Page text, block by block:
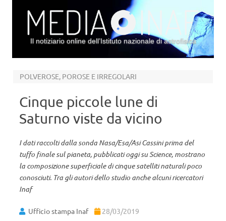
Il notiziario online dell’Istituto nazionale di astrofisica
POLVEROSE, POROSE E IRREGOLARI
Cinque piccole lune di
Saturno viste da vicino
I dati raccolti dalla sonda Nasa/Esa/Asi Cassini prima del
tuffo finale sul pianeta, pubblicati oggi su Science, mostrano
la composizione superficiale di cinque satelliti naturali poco
conosciuti. Tra gli autori dello studio anche alcuni ricercatori
Inaf
Ufficio stampa Inaf 28/03/2019